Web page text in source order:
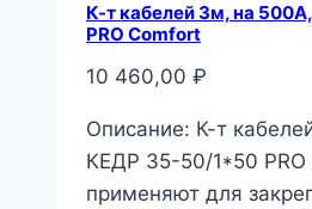
К-т кабелей 3м, на
PRO Comfort
10 460,00 ₽
Описание: К-т
КЕДР 35-50/1*50 PRO
применяют для